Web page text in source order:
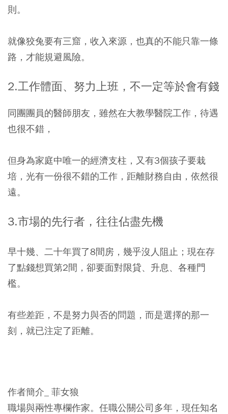
則。
就像狡兔要有三窟，收入來源，也真的不能只靠一條
路，才能規避風險。
2.工作體面、努力上班，不一定等於會有錢
同團團員的醫師朋友，雖然在大教學醫院工作，待遇
也很不錯，
但身為家庭中唯一的經濟支柱，又有3個孩子要栽
培，光有一份很不錯的工作，距離財務自由，依然很
遠。
3.市場的先行者，往往佔盡先機
早十幾、二十年買了8間房，幾乎沒人阻止；現在存
了點錢想買第2間，卻要面對限貸、升息、各種門
檻。
有些差距，不是努力與否的問題，而是選擇的那一
刻，就已注定了距離。
作者簡介_ 菲女狼
職場與兩性專欄作家。任職公關公司多年，現任知名